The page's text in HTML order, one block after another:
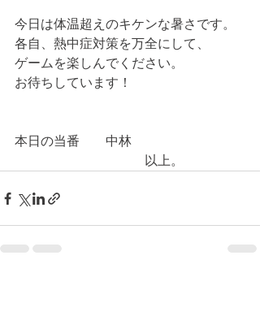
今日は体温超えのキケンな暑さです。
各自、熱中症対策を万全にして、
ゲームを楽しんでください。
お待ちしています！
本日の当番　　中林
以上。